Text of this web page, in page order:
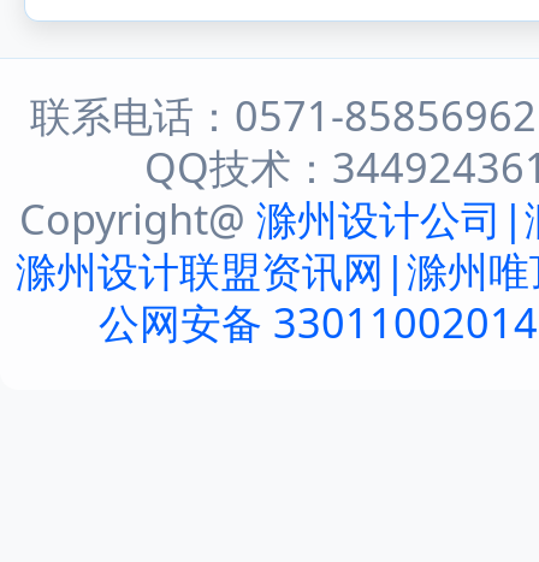
联系电话：0571-
QQ技术：
Copyright@ 滁州设计公司|
滁州设计联盟资讯网|滁州
公网安备